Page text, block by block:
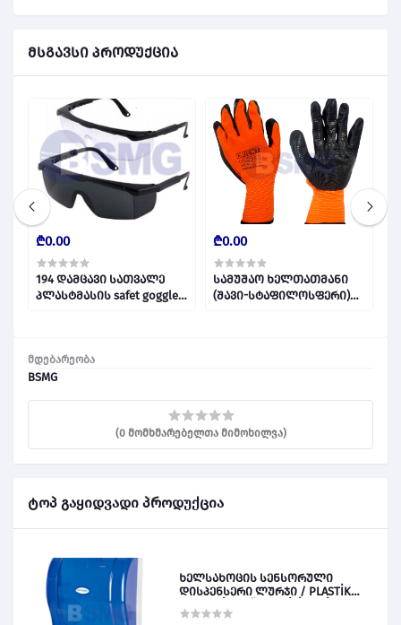
მდებარეობა
BSMG
(0 მომხმარებელთა მიმოხილვა)
ტოპ გაყიდვადი პროდუქცია
ხელსახოცის სენსორული
დისპენსერი ლურჯი / PLASTİK
მსგავსი პროდუქცია
₾0.00
194 დამცავი სათვალე
პლასტმასის safet goggle
₾0.00
სამუშაო ხელთათმანი
(შავი-სტაფილოსფერი)